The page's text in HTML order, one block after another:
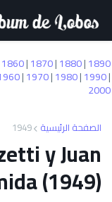
1860|1870|1880|1890
|1970|1980|1990|
2000
الصفحة الرئيسية 1949
y Juan
(1949)